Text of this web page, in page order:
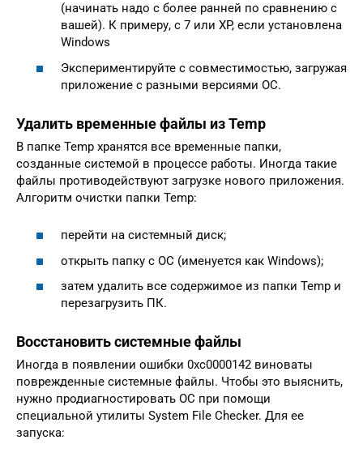
(начинать надо с более ранней по сравнению с
вашей). К примеру, с 7 или XP, если установлена
Windows
Экспериментируйте с совместимостью, загружая
приложение с разными версиями ОС.
Удалить временные файлы из Temp
В папке Temp хранятся все временные папки,
созданные системой в процессе работы. Иногда такие
файлы противодействуют загрузке нового приложения.
Алгоритм очистки папки Temp:
перейти на системный диск;
открыть папку с ОС (именуется как Windows);
затем удалить все содержимое из папки Temp и
перезагрузить ПК.
Восстановить системные файлы
Иногда в появлении ошибки 0xc0000142 виноваты
поврежденные системные файлы. Чтобы это выяснить,
нужно продиагностировать ОС при помощи
специальной утилиты System File Checker. Для ее
запуска: